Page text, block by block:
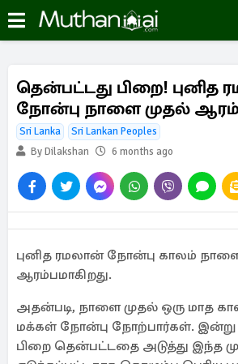
தென்பட்டது பிறை! புனித
நோன்பு நாளை முதல்
Sri Lanka
Sri Lankan Peoples
By Dilakshan
6 months ago
புனித ரமலான் நோன்பு காலம்
ஆரம்பமாகிறது.
அதன்படி, நாளை முதல் ஒரு மாத
மக்கள் நோன்பு நோற்பார்கள். இன்று
பிறை தென்பட்டதை அடுத்து இந்த